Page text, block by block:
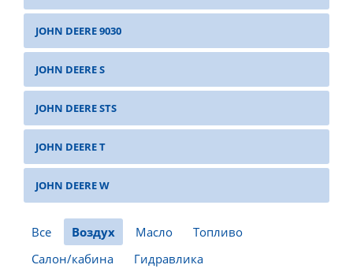
JOHN DEERE 9030
JOHN DEERE S
JOHN DEERE STS
JOHN DEERE T
JOHN DEERE W
Все Воздух Масло
Топливо
Салон/кабина
Гидравлика